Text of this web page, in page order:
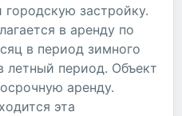
застройку.
в аренду по
в период зимного
летный период. Объект
аренду.
эта